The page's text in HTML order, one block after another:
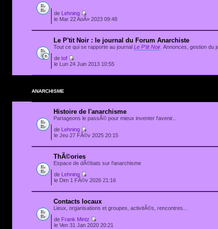
de
Lehning
le Mar 22 AoÃ» 2023 09:48
Le P'tit Noir : le journal du Forum Anarchiste
Tout ce qui se rapporte au journal Le P'tit Noir . Annonces, gestion du
de tof
le Lun 24 Juin 2013 10:55
ANARCHISME
Histoire de l'anarchisme
Partageons le passÃ© pour mieux inventer l'avenir...
de
Lehning
le Jeu 27 FÃ©v 2025 20:15
ThÃ©ories
Espace de dÃ©bats sur l'anarchisme
de
Lehning
le Dim 1 FÃ©v 2026 21:16
Contacts locaux
Lieux, organisations et groupes, activitÃ©s, rencontres...
de Frank Mintz
le Ven 31 Jan 2020 20:21